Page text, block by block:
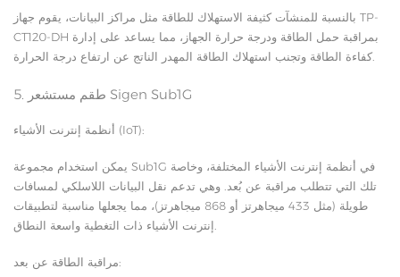
بالنسبة للمنشآت كثيفة الاستهلاك للطاقة مثل مراكز البيانات، يقوم جهاز TP-
CT120-DH بمراقبة حمل الطاقة ودرجة حرارة الجهاز، مما يساعد على إدارة
كفاءة الطاقة وتجنب استهلاك الطاقة المهدر الناتج عن ارتفاع درجة الحرارة.
5. طقم مستشعر Sigen Sub1G
أنظمة إنترنت الأشياء (IoT):
يمكن استخدام مجموعة Sub1G في أنظمة إنترنت الأشياء المختلفة، وخاصة
تلك التي تتطلب مراقبة عن بُعد. وهي تدعم نقل البيانات اللاسلكي لمسافات
طويلة (مثل 433 ميجاهرتز أو 868 ميجاهرتز)، مما يجعلها مناسبة لتطبيقات
إنترنت الأشياء ذات التغطية واسعة النطاق.
مراقبة الطاقة عن بعد: